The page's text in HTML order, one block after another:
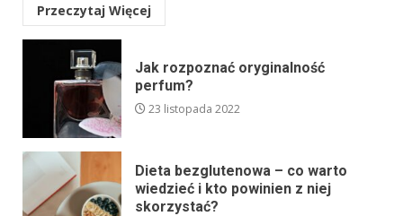
Przeczytaj Więcej
Jak rozpoznać oryginalność
perfum?
23 listopada 2022
Dieta bezglutenowa – co warto
wiedzieć i kto powinien z niej
skorzystać?